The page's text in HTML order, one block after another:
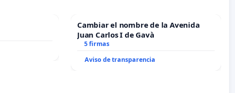
Cambiar el nombre de la Avenida
Juan Carlos I de Gavà
5 firmas
Aviso de transparencia